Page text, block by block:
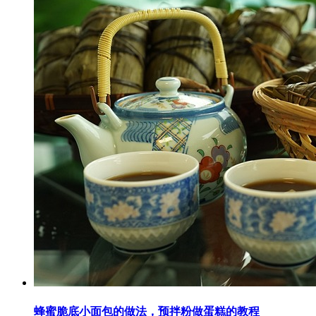
蜂蜜脆底小面包的做法，预拌粉做蛋糕的教程